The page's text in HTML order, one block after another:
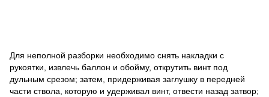
Для неполной разборки необходимо снять накладки с
рукоятки, извлечь баллон и обойму, открутить винт под
дульным срезом; затем, придерживая заглушку в передней
части ствола, которую и удерживал винт, отвести назад затвор;